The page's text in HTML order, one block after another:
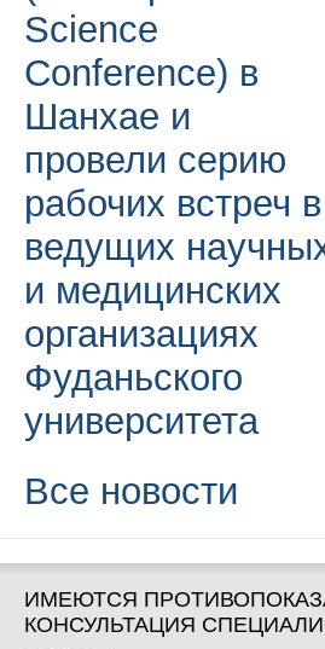
Science
Conference) в
Шанхае и
провели серию
рабочих встреч в
ведущих
и медицинских
организациях
Фуданьского
университета
Все новости
ИМЕЮТСЯ
КОНСУЛЬТАЦИЯ